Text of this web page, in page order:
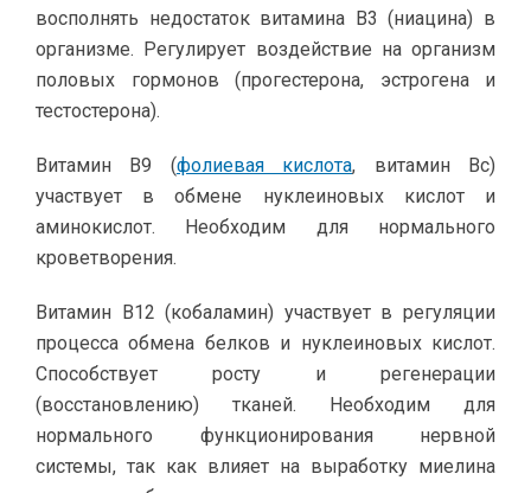
восполнять недостаток витамина В3 (ниацина) в
организме. Регулирует воздействие на организм
половых гормонов (прогестерона, эстрогена и
тестостерона).
Витамин В9 (фолиевая кислота, витамин Вс)
участвует в обмене нуклеиновых кислот и
аминокислот. Необходим для нормального
кроветворения.
Витамин В12 (кобаламин) участвует в регуляции
процесса обмена белков и нуклеиновых кислот.
Способствует росту и регенерации
(восстановлению) тканей. Необходим для
нормального функционирования нервной
системы, так как влияет на выработку миелина